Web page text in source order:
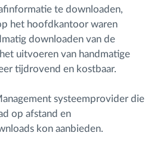
te downloaden,
het hoofdkantoor waren
downloaden van de
uitvoeren van handmatige
tijdrovend en kostbaar.
systeemprovider die
op afstand en
kon aanbieden.